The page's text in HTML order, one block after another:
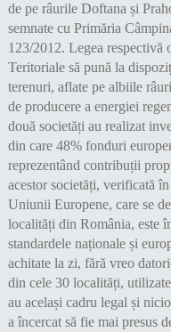
de pe râurile Doftana și
semnate cu Primăria
123/2012. Legea
Teritoriale să pună la
terenuri, aflate pe albiile
de producere a energiei
două societăți au realizat
din care 48% fonduri
reprezentând contribuții
acestor societăți, verificată
Uniunii Europene, care se
localități din România, este
standardele naționale și
achitate la zi, fără vreo
din cele 30 localități,
au același cadru legal și
a încercat să fie mai presus